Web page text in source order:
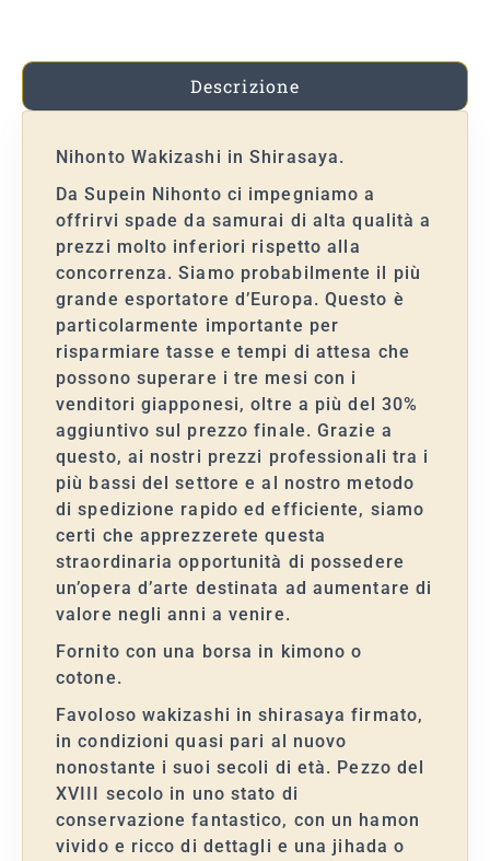
Descrizione
Nihonto Wakizashi in Shirasaya.
Da Supein Nihonto ci impegniamo a
offrirvi spade da samurai di alta qualità a
prezzi molto inferiori rispetto alla
concorrenza. Siamo probabilmente il più
grande esportatore d’Europa. Questo è
particolarmente importante per
risparmiare tasse e tempi di attesa che
possono superare i tre mesi con i
venditori giapponesi, oltre a più del 30%
aggiuntivo sul prezzo finale. Grazie a
questo, ai nostri prezzi professionali tra i
più bassi del settore e al nostro metodo
di spedizione rapido ed efficiente, siamo
certi che apprezzerete questa
straordinaria opportunità di possedere
un’opera d’arte destinata ad aumentare di
valore negli anni a venire.
Fornito con una borsa in kimono o
cotone.
Favoloso wakizashi in shirasaya firmato,
in condizioni quasi pari al nuovo
nonostante i suoi secoli di età. Pezzo del
XVIII secolo in uno stato di
conservazione fantastico, con un hamon
vivido e ricco di dettagli e una jihada o